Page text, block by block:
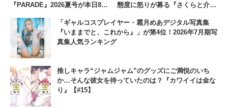
『PARADE』2026夏号が本日8月
態度に怒りが募る『さくらと介護
「ギャルコスプレイヤー・霜月めあデジタル写真集
『いままでと、これから』」が第4位！2026年7月期写
真集人気ランキング
推しキャラ“ジャムジャム”のグッズにご満悦のいち
か…そんな彼女を待っていたのは？『カワイイは金な
り』【#15】